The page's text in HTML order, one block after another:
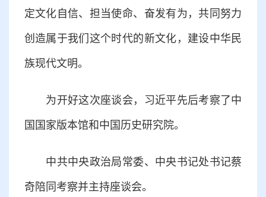
定文化自信、担当使命、奋发有为，共同努力
创造属于我们这个时代的新文化，建设中华民
族现代文明。
为开好这次座谈会，习近平先后考察了中
国国家版本馆和中国历史研究院。
中共中央政治局常委、中央书记处书记蔡
奇陪同考察并主持座谈会。